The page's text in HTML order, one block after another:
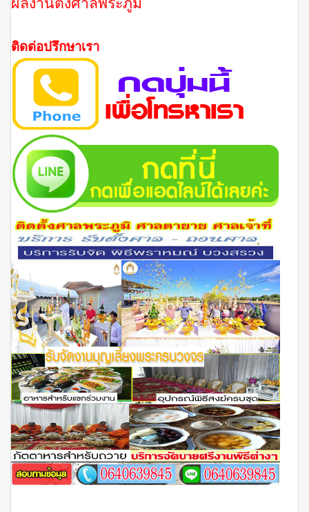
ติดต่อปรึกษาเรา